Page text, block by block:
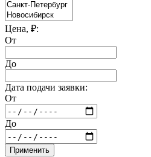
Цена, ₽:
От
До
Дата подачи заявки:
От
До
Применить